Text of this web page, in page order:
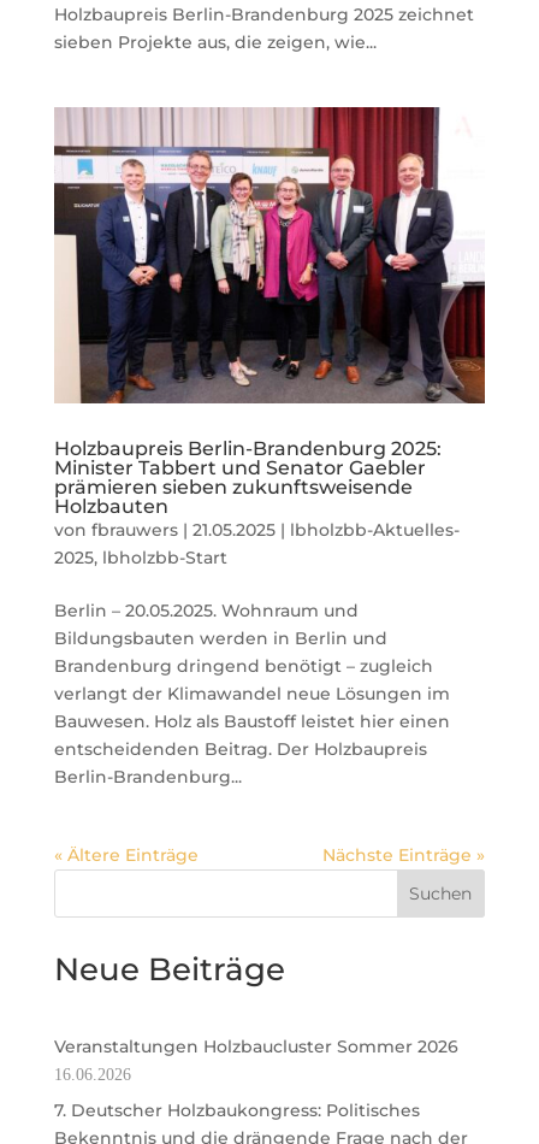
Holzbaupreis Berlin-Brandenburg 2025 zeichnet
sieben Projekte aus, die zeigen, wie...
Holzbaupreis Berlin-Brandenburg 2025:
Minister Tabbert und Senator Gaebler
prämieren sieben zukunftsweisende
Holzbauten
von fbrauwers| 21.05.2025| lbholzbb-Aktuelles-
2025, lbholzbb-Start
Berlin – 20.05.2025. Wohnraum und
Bildungsbauten werden in Berlin und
Brandenburg dringend benötigt – zugleich
verlangt der Klimawandel neue Lösungen im
Bauwesen. Holz als Baustoff leistet hier einen
entscheidenden Beitrag. Der Holzbaupreis
Berlin-Brandenburg...
« Ältere Einträge
Nächste Einträge »
Suchen
Neue Beiträge
Veranstaltungen Holzbaucluster Sommer 2026
16.06.2026
7. Deutscher Holzbaukongress: Politisches
Bekenntnis und die drängende Frage nach der